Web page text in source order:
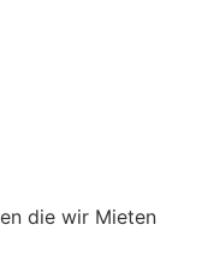
die wir Mieten